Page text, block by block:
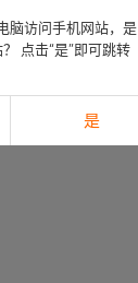
脑访问手机网站，是
点击“是”即可跳转
是